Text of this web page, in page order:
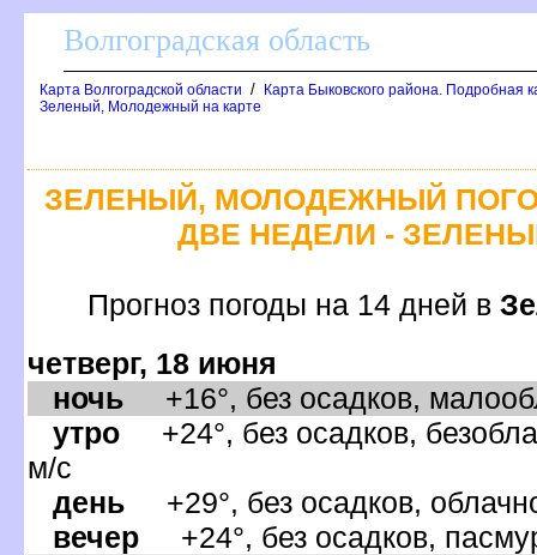
олгоградская область
Карта Волгоградской области /
Карта Быковского района. Подробная
Зеленый, Молодежный на карте
ЗЕЛЕНЫЙ, МОЛОДЕЖНЫЙ
ДВЕ НЕДЕЛИ -
Прогноз погоды на 14 дней
четверг, 18 июня
ночь +16°, без осадков,
утро +24°, без осадков,
м/с
день +29°, без осадков,
ечер +24°, без осадков,